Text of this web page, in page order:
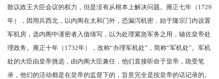
散议政王大臣会议的权力，但是没有从根本上解决问题。雍正七年（1729
年），因用兵西北，以内阁在太和门外，恐漏泻机密，始于隆宗门内设置
军机房，选内阁中谨密者入值缮写，以为处理紧急军务之用，辅佐皇帝处
理政务。雍正十年（1732年），改称“办理军机处”，简称“军机处”。军机
处的大臣由皇帝挑选，由内阁大臣兼任，他们直接听命于皇帝，跪受笔
录，他们的活动都是在皇帝的监督下的，旨意完全是按皇帝的话记录的。